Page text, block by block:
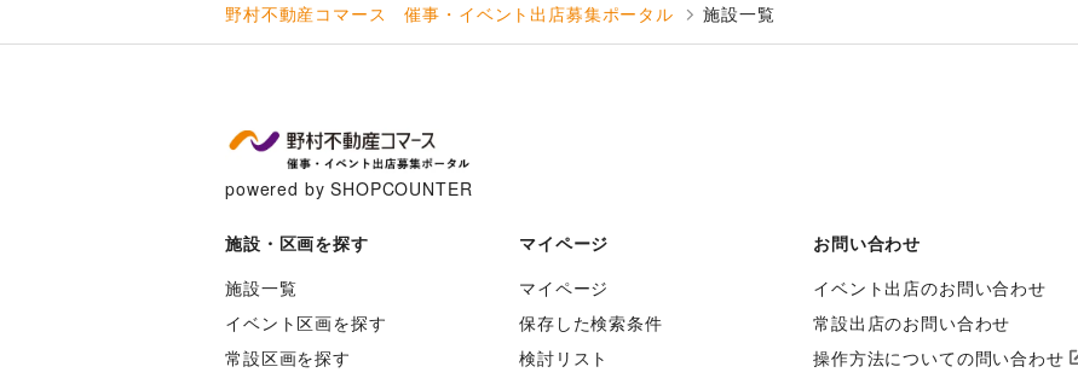
野村不動産コマース 催事・イベント出店募集ポータル 施設一覧
powered by SHOPCOUNTER
施設・区画を探す
施設一覧
イベント区画を探す
常設区画を探す
マイページ
マイページ
保存した検索条件
検討リスト
お問い合わせ
イベント出店のお問い合わせ
常設出店のお問い合わせ
操作方法についての問い合わせ